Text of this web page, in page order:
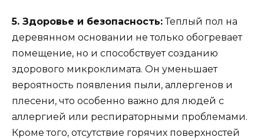
5. Здоровье и безопасность:Теплый пол на
деревянном основании не только обогревает
помещение, но и способствует созданию
здорового микроклимата. Он уменьшает
вероятность появления пыли, аллергенов и
плесени, что особенно важно для людей с
аллергией или респираторными проблемами.
Кроме того, отсутствие горячих поверхностей